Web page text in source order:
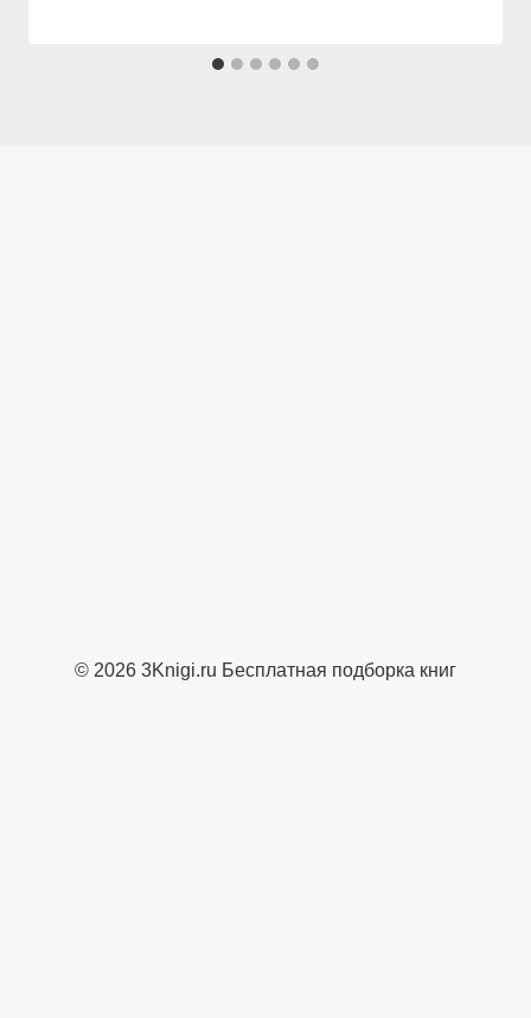
© 2026 3Knigi.ru Бесплатная подборка книг